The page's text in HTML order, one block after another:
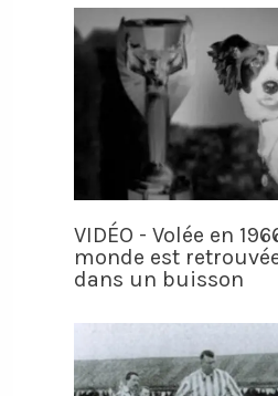
VIDÉO - Volée en
monde est
dans un buisson